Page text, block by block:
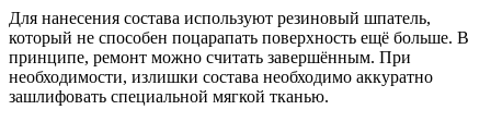
Для нанесения состава используют резиновый шпатель,
который не способен поцарапать поверхность ещё больше. В
принципе, ремонт можно считать завершённым. При
необходимости, излишки состава необходимо аккуратно
зашлифовать специальной мягкой тканью.